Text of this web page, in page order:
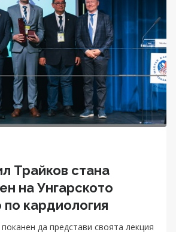
Трайков стана
на Унгарското
кардиология
да представи своята лекция